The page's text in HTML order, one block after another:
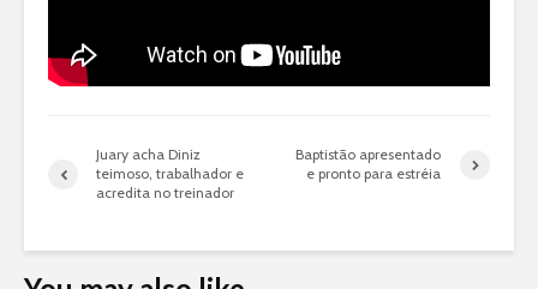
Juary acha Diniz
teimoso, trabalhador e
acredita no treinador
Baptistão apresentado
e pronto para estréia